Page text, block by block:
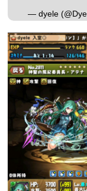
— dyele